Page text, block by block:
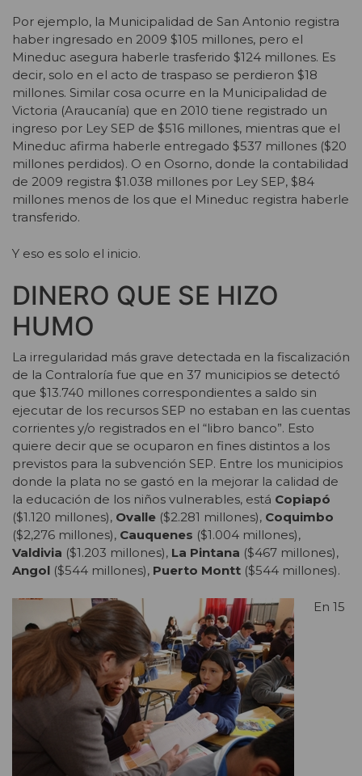
Por ejemplo, la Municipalidad de San Antonio registra
haber ingresado en 2009 $105 millones, pero el
Mineduc asegura haberle trasferido $124 millones. Es
decir, solo en el acto de traspaso se perdieron $18
millones. Similar cosa ocurre en la Municipalidad de
Victoria (Araucanía) que en 2010 tiene registrado un
ingreso por Ley SEP de $516 millones, mientras que el
Mineduc afirma haberle entregado $537 millones ($20
millones perdidos). O en Osorno, donde la contabilidad
de 2009 registra $1.038 millones por Ley SEP, $84
millones menos de los que el Mineduc registra haberle
transferido.
Y eso es solo el inicio.
DINERO QUE SE HIZO
HUMO
La irregularidad más grave detectada en la fiscalización
de la Contraloría fue que en 37 municipios se detectó
que $13.740 millones correspondientes a saldo sin
ejecutar de los recursos SEP no estaban en las cuentas
corrientes y/o registrados en el “libro banco”. Esto
quiere decir que se ocuparon en fines distintos a los
previstos para la subvención SEP. Entre los municipios
donde la plata no se gastó en la mejorar la calidad de
la educación de los niños vulnerables, está Copiapó
($1.120 millones), Ovalle ($2.281 millones), Coquimbo
($2,276 millones), Cauquenes ($1.004 millones),
Valdivia ($1.203 millones), La Pintana ($467 millones),
Angol ($544 millones), Puerto Montt ($544 millones).
En 15